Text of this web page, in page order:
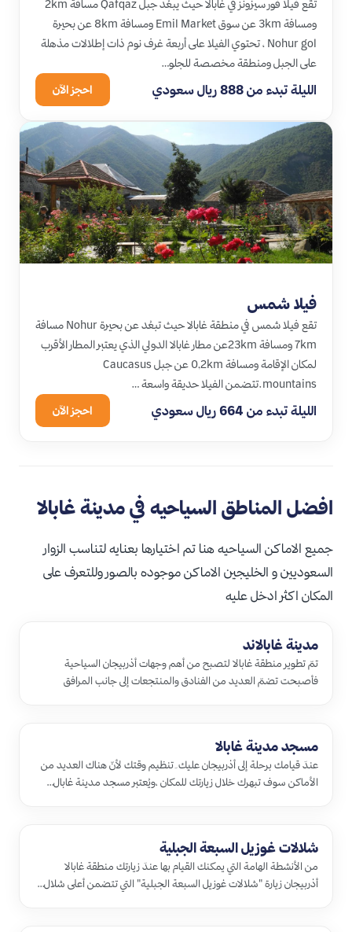
تقع فيلا فور سيزونز في غابالا حيث يبعُد جبل Qafqaz مسافة 2km
ومسافة 3km عن سوق Emil Market ومسافة 8km عن بحيرة
Nohur gol ، تحتوي الفيلا على أربعة غرف نوم ذات إطلالات مذهلة
على الجبل ومنطقة مخصصة للجلو…
الليلة تبدء من 888 ريال سعودي احجز الآن
فيلا شمس
تقع فيلا شمس في منطقة غابالا حيث تبعُد عن بحيرة Nohur مسافة
7km ومسافة 23kmعن مطار غابالا الدولي الذي يعتبر المطار الأقرب
لمكان الإقامة ومسافة 0,2km عن جبل Caucasus
mountains.تتضمن الفيلا حديقة واسعة …
الليلة تبدء من 664 ريال سعودي احجز الآن
افضل المناطق السياحيه في مدينة غابالا
جميع الاماكن السياحيه هنا تم اختيارها بعنايه لتناسب الزوار
السعوديين و الخليجين الاماكن موجوده بالصور وللتعرف على
المكان اكثر ادخل عليه
مدينة غابالاند
تمّ تطوير منطقة غابالا لتصبح من أهم وجهات أذربيجان السياحية
فأصبحت تضمّ العديد من الفنادق والمنتجعات إلى جانب المرافق
مسجد مدينة غابالا
عندَ قيامك برحلة إلى أذربيجان عليك َ تنظيم وقتك لأنّ هناك العديد من
الأماكن سوف تبهرك خلال زيارتك للمكان ،ويُعتبر مسجد مدينة غابال…
شلالات غوزيل السبعة الجبلية
من الأنشطة الهامة التي يمكنك القيام بها عندَ زيارتك منطقة غابالا
أذربيجان زيارة "شلالات غوزيل السبعة الجبلية" التي تتضمن أعلى شلال…